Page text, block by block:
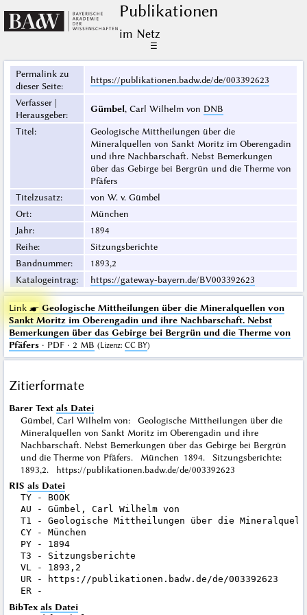
Publikationen
im Netz
☰
Permalink zu
dieser Seite:
https://publikationen.badw.de/de/003392623
Verfasser |
Herausgeber:
Gümbel, Carl Wilhelm von DNB
Titel:
Geologische Mittheilungen über die
Mineralquellen von Sankt Moritz im Oberengadin
und ihre Nachbarschaft. Nebst Bemerkungen
über das Gebirge bei Bergrün und die Therme von
Pfäfers
Titelzusatz:
von W. v. Gümbel
Ort:
München
Jahr:
1894
Reihe:
Sitzungsberichte
Bandnummer:
1893,2
Katalogeintrag: https://gateway-bayern.de/BV003392623
Link ☛ Geologische Mittheilungen über die Mineralquellen von
Sankt Moritz im Oberengadin und ihre Nachbarschaft. Nebst
Bemerkungen über das Gebirge bei Bergrün und die Therme von
Pfäfers· PDF · 2 MB (Lizenz: CC BY)
Zitierformate
Barer Text als Datei
Gümbel, Carl Wilhelm von: Geologische Mittheilungen über die
Mineralquellen von Sankt Moritz im Oberengadin und ihre
Nachbarschaft. Nebst Bemerkungen über das Gebirge bei Bergrün
und die Therme von Pfäfers. München 1894. Sitzungsberichte:
1893,2. https://publikationen.badw.de/de/003392623
RIS als Datei
TY - BOOK
AU - Gümbel, Carl Wilhelm von
T1 - Geologische Mittheilungen über die
CY - München
PY - 1894
T3 - Sitzungsberichte
VL - 1893,2
UR - https://publikationen.badw.de/de/003392623
BibTex als Datei